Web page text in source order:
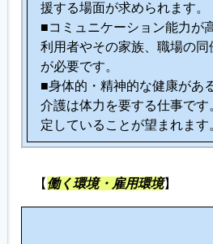
援する場面が求められます。
■コミュニケーション能力が
利用者やその家族、職場の同
が必要です。
■身体的・精神的な健康があ
介護は体力を要する仕事で
定していることが望まれます
【 働く環境・雇用環境】